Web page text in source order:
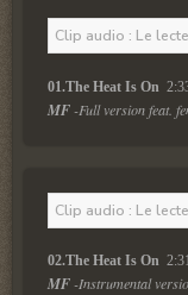
Clip audio : Le
01.The Heat Is On
MF -Full version feat.
Clip audio : Le
02.The Heat Is On
MF -Instrumental